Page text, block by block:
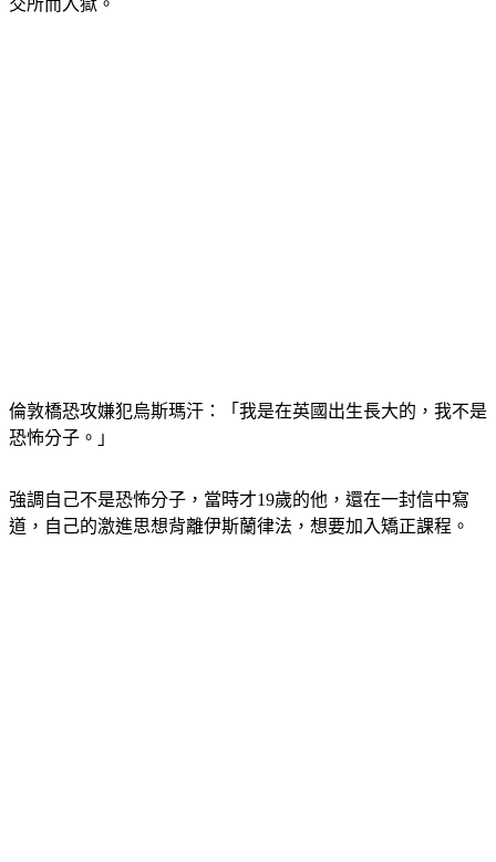
交所而入獄。
倫敦橋恐攻嫌犯烏斯瑪汗：「我是在英國出生長大的，我不是
恐怖分子。」
強調自己不是恐怖分子，當時才19歲的他，還在一封信中寫
道，自己的激進思想背離伊斯蘭律法，想要加入矯正課程。